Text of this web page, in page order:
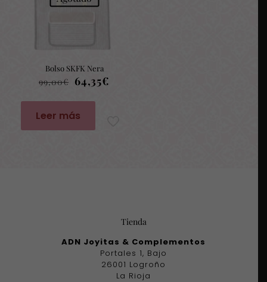
Bolso SKFK Nera
99,00€ El
precio
original
era:
64,35€
Leer más
Tienda
ADN Joyitas & Complementos
Portales 1, Bajo
26001 Logroño
La Rioja